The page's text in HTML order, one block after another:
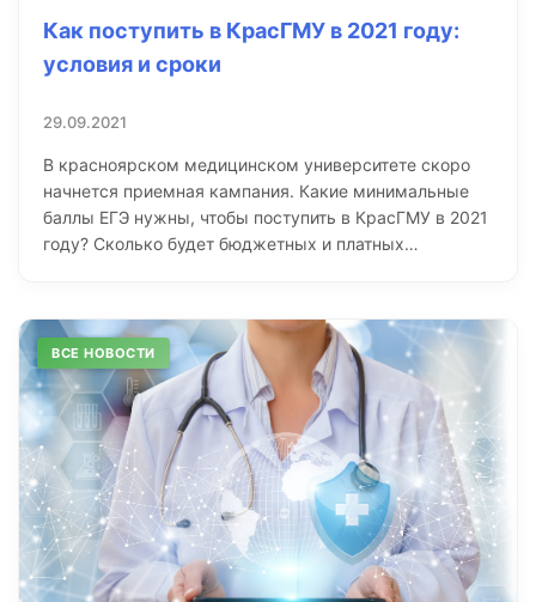
Как поступить в КрасГМУ в 2021 году:
условия и сроки
29.09.2021
В красноярском медицинском университете скоро
начнется приемная кампания. Какие минимальные
баллы ЕГЭ нужны, чтобы поступить в КрасГМУ в 2021
году? Сколько будет бюджетных и платных…
ВСЕ НОВОСТИ